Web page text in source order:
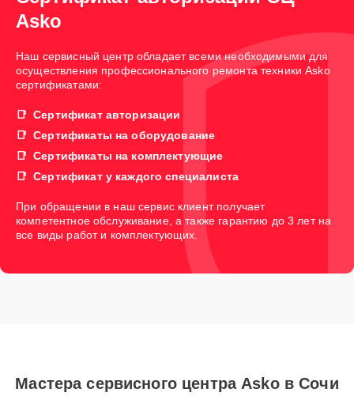
Asko
Наш сервисный центр обладает всеми необходимыми для
осуществления профессионального ремонта техники Asko
сертификатами:
Сертификат авторизации
Сертификаты на оборудование
Сертификаты на комплектующие
Сертификат у каждого специалиста
При обращении в наш сервис клиент получает
компетентное обслуживание, а также гарантию до 3 лет на
все виды работ и комплектующих.
Мастера сервисного центра Asko в Сочи